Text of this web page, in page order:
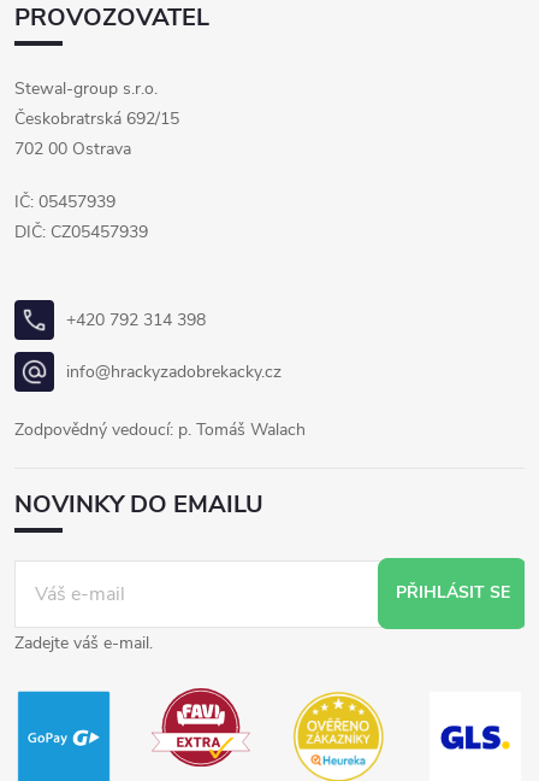
PROVOZOVATEL
Stewal-group s.r.o.
Českobratrská 692/15
702 00 Ostrava
IČ: 05457939
DIČ: CZ05457939
+420 792 314 398
info@hrackyzadobrekacky.cz
Zodpovědný vedoucí: p. Tomáš Walach
NOVINKY DO EMAILU
PŘIHLÁSIT SE
Zadejte váš e-mail.